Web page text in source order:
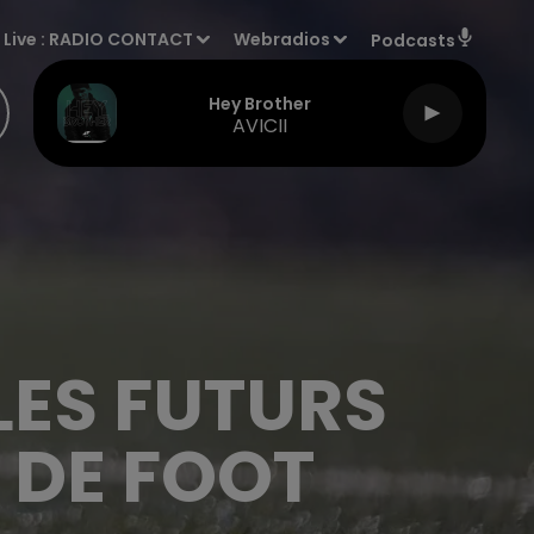
Live : RADIO CONTACT Webradios Podcasts
Hey Brother
AVICII
FUTURS
FOOT